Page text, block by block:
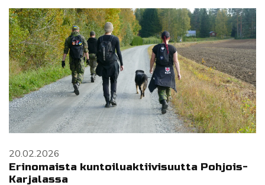
20.02.2026
Erinomaista kuntoiluaktiivisuutta Pohjois-
Karjalassa